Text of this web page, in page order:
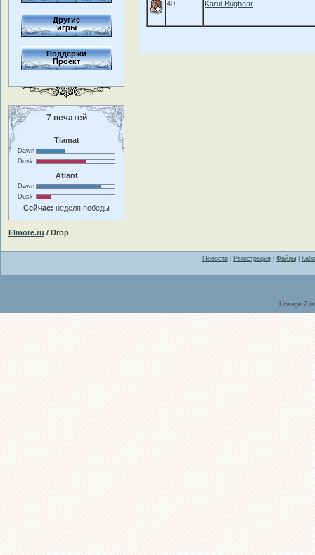
Другие
игры
Поддержи
Проект
7 печатей
Tiamat
Dawn
Dusk
Atlant
Dawn
Dusk
Сейчас: неделя победы
40 Karul Bugbear
Elmore.ru / Drop
Новости| Регистрация| Файлы|
Lineage 2